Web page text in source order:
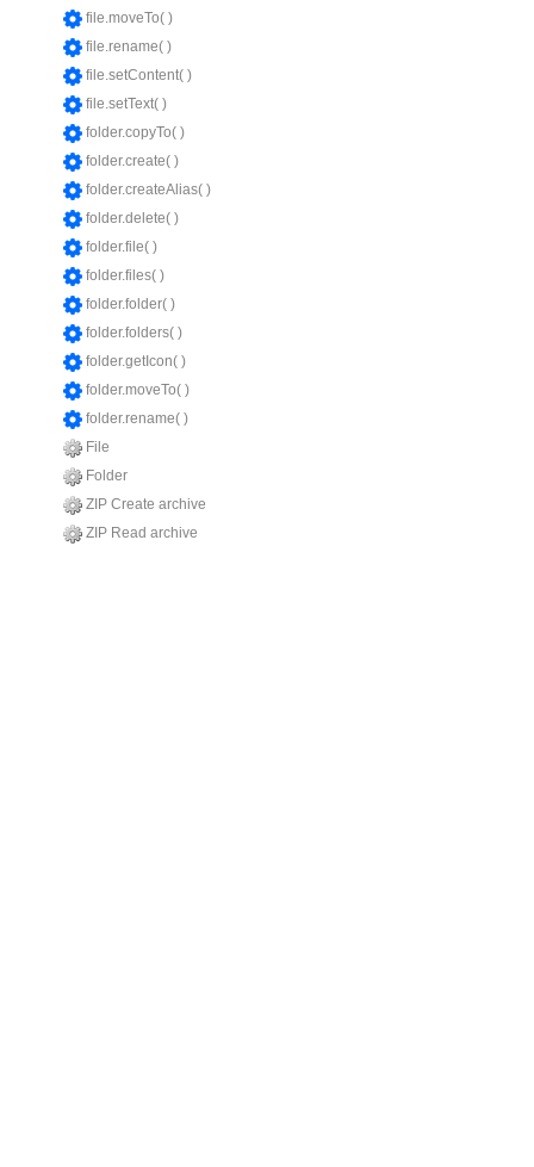
file.moveTo( )
file.rename( )
file.setContent( )
file.setText( )
folder.copyTo( )
folder.create( )
folder.createAlias( )
folder.delete( )
folder.file( )
folder.files( )
folder.folder( )
folder.folders( )
folder.getIcon( )
folder.moveTo( )
folder.rename( )
File
Folder
ZIP Create archive
ZIP Read archive